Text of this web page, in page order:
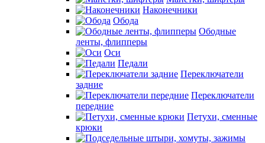
Наконечники
Обода
Ободные
ленты, флипперы
Оси
Педали
Переключатели
задние
Переключатели
передние
Петухи, сменные
крюки